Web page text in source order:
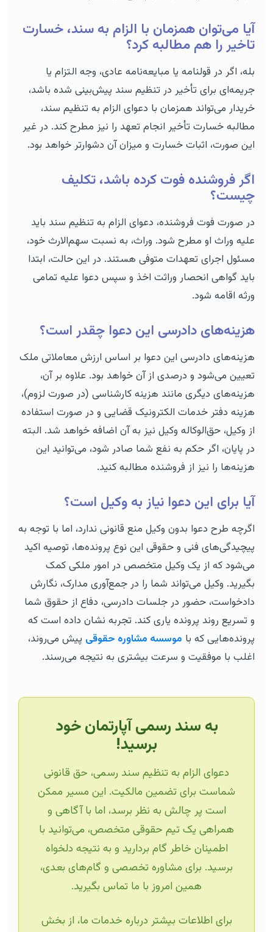
آیا می‌توان همزمان با الزام به سند، خسارت
تاخیر را هم مطالبه کرد؟
بله، اگر در قولنامه یا مبایعه‌نامه عادی، وجه التزام یا
جریمه‌ای برای تأخیر در تنظیم سند پیش‌بینی شده باشد،
خریدار می‌تواند همزمان با دعوای الزام به تنظیم سند،
مطالبه خسارت تأخیر انجام تعهد را نیز مطرح کند. در غیر
این صورت، اثبات خسارت و میزان آن دشوارتر خواهد بود.
اگر فروشنده فوت کرده باشد، تکلیف
چیست؟
در صورت فوت فروشنده، دعوای الزام به تنظیم سند باید
علیه وراث او مطرح شود. وراث، به نسبت سهم‌الارث خود،
مسئول اجرای تعهدات متوفی هستند. در این حالت، ابتدا
باید گواهی انحصار وراثت اخذ و سپس دعوا علیه تمامی
ورثه اقامه شود.
هزینه‌های دادرسی این دعوا چقدر است؟
هزینه‌های دادرسی این دعوا بر اساس ارزش معاملاتی ملک
تعیین می‌شود و درصدی از آن خواهد بود. علاوه بر آن،
هزینه‌های دیگری مانند هزینه کارشناسی (در صورت لزوم)،
هزینه دفتر خدمات الکترونیک قضایی و در صورت استفاده
از وکیل، حق‌الوکاله وکیل نیز به آن اضافه خواهد شد. البته
در پایان، اگر حکم به نفع شما صادر شود، می‌توانید این
هزینه‌ها را نیز از فروشنده مطالبه کنید.
آیا برای این دعوا نیاز به وکیل است؟
اگرچه طرح دعوا بدون وکیل منع قانونی ندارد، اما با توجه به
پیچیدگی‌های فنی و حقوقی این نوع پرونده‌ها، توصیه اکید
می‌شود که از یک وکیل متخصص در امور ملکی کمک
بگیرید. وکیل می‌تواند شما را در جمع‌آوری مدارک، نگارش
دادخواست، حضور در جلسات دادرسی، دفاع از حقوق شما
و تسریع روند پرونده یاری کند. تجربه نشان داده است که
پرونده‌هایی که با موسسه مشاوره حقوقی پیش می‌روند،
اغلب با موفقیت و سرعت بیشتری به نتیجه می‌رسند.
به سند رسمی آپارتمان خود
برسید!
دعوای الزام به تنظیم سند رسمی، حق قانونی
شماست برای تضمین مالکیت. این مسیر ممکن
است پر چالش به نظر برسد، اما با آگاهی و
همراهی یک تیم حقوقی متخصص، می‌توانید با
اطمینان خاطر گام بردارید و به نتیجه دلخواه
برسید. برای مشاوره تخصصی و گام‌های بعدی،
همین امروز با ما تماس بگیرید.
برای اطلاعات بیشتر درباره خدمات ما، از بخش